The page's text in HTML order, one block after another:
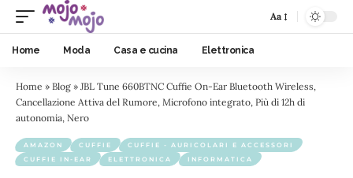
Aa
Home Moda Casa e cucina Elettronica
Home » Blog » JBL Tune 660BTNC Cuffie On-Ear Bluetooth Wireless,
Cancellazione Attiva del Rumore, Microfono integrato, Più di 12h di
autonomia, Nero
AMAZON CUFFIE
CUFFIE - AURICOLARI E ACCESSORI
CUFFIE IN-EAR
ELETTRONICA INFORMATICA